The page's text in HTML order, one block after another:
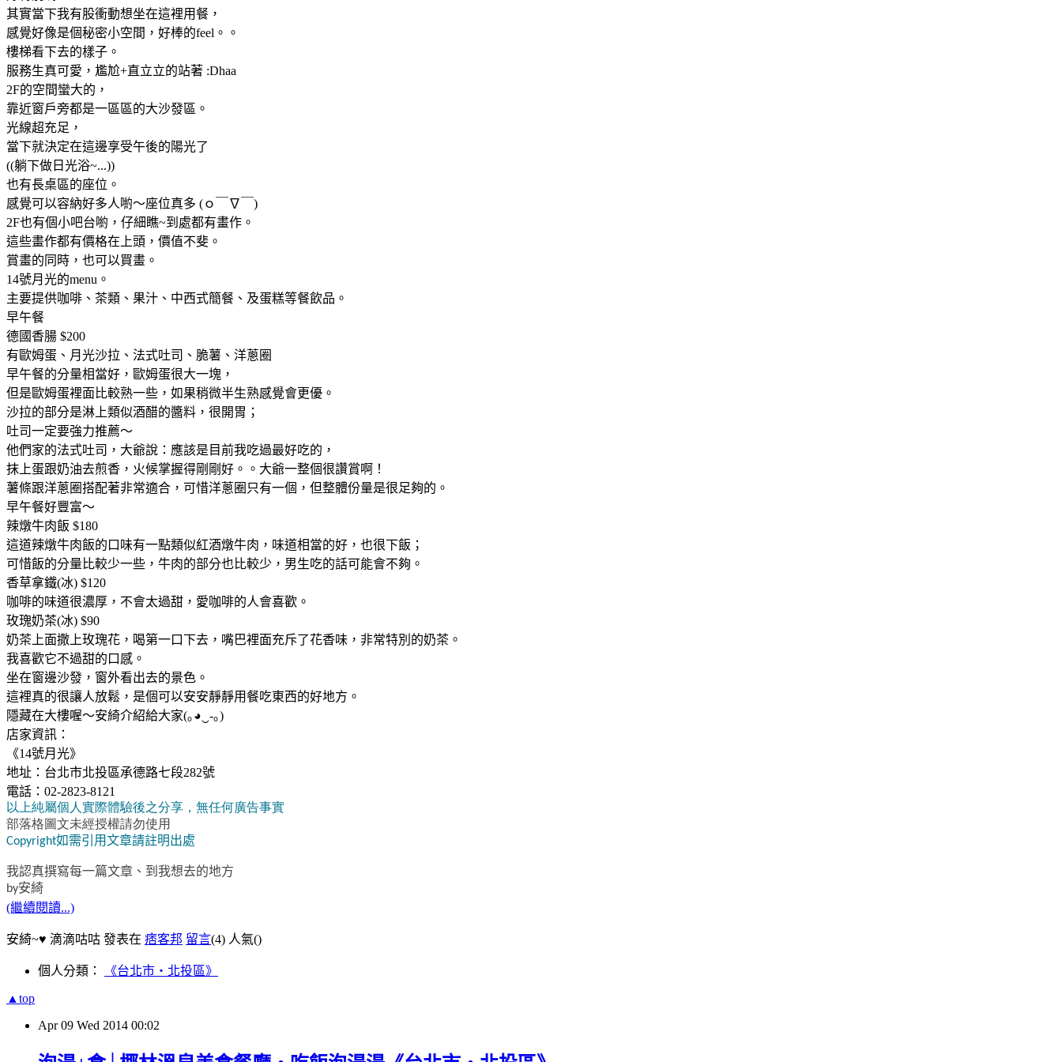
其實當下我有股衝動想坐在這裡用餐，
感覺好像是個秘密小空間，好棒的feel。。
樓梯看下去的樣子。
服務生真可愛，尷尬+直立立的站著 :Dhaa
2F的空間蠻大的，
靠近窗戶旁都是一區區的大沙發區。
光線超充足，
當下就決定在這邊享受午後的陽光了
((躺下做日光浴~...))
也有長桌區的座位。
感覺可以容納好多人喲～座位真多 (ｏ￣∇￣)
2F也有個小吧台喲，仔細瞧~到處都有畫作。
這些畫作都有價格在上頭，價值不斐。
賞畫的同時，也可以買畫。
14號月光的menu。
主要提供咖啡、茶類、果汁、中西式簡餐、及蛋糕等餐飲品。
早午餐
德國香腸 $200
有歐姆蛋、月光沙拉、法式吐司、脆薯、洋蔥圈
早午餐的分量相當好，歐姆蛋很大一塊，
但是歐姆蛋裡面比較熟一些，如果稍微半生熟感覺會更優。
沙拉的部分是淋上類似酒醋的醬料，很開胃；
吐司一定要強力推薦～
他們家的法式吐司，大爺說：應該是目前我吃過最好吃的，
抹上蛋跟奶油去煎香，火候掌握得剛剛好。。大爺一整個很讚賞啊！
薯條跟洋蔥圈搭配著非常適合，可惜洋蔥圈只有一個，但整體份量是很足夠的。
早午餐好豐富～
辣燉牛肉飯 $180
這道辣燉牛肉飯的口味有一點類似紅酒燉牛肉，味道相當的好，也很下飯；
可惜飯的分量比較少一些，牛肉的部分也比較少，男生吃的話可能會不夠。
香草拿鐵(冰) $120
咖啡的味道很濃厚，不會太過甜，愛咖啡的人會喜歡。
玫瑰奶茶(冰) $90
奶茶上面撒上玫瑰花，喝第一口下去，嘴巴裡面充斥了花香味，非常特別的奶茶。
我喜歡它不過甜的口感。
坐在窗邊沙發，窗外看出去的景色。
這裡真的很讓人放鬆，是個可以安安靜靜用餐吃東西的好地方。
隱藏在大樓喔～安綺介紹給大家(｡◕‿-｡)
店家資訊：
《14號月光》
地址：台北市北投區承德路七段282號
電話：02-2823-8121
以上純屬個人實際體驗後之分享，無任何廣告事實
部落格圖文未經授權請勿使用
Copyright如需引用文章請註明出處
我認真撰寫每一篇文章、到我想去的地方
by安綺
(繼續閱讀...)
安綺~♥ 滴滴咕咕 發表在 痞客邦 留言(4) 人氣()
個人分類： 《台北市‧北投區》
▲top
Apr 09 Wed 2014 00:02